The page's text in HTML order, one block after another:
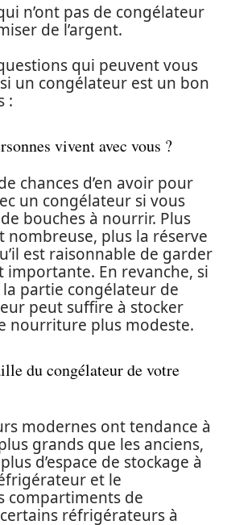
n’ont pas de congélateur
de l’argent.
qui peuvent vous
un congélateur est un bon
:
vivent avec vous ?
chances d’en avoir pour
un congélateur si vous
bouches à nourrir. Plus
nombreuse, plus la réserve
est raisonnable de garder
importante. En revanche, si
la partie congélateur de
peut suffire à stocker
nourriture plus modeste.
du congélateur de votre
modernes ont tendance à
grands que les anciens,
d’espace de stockage à
et le
compartiments de
réfrigérateurs à